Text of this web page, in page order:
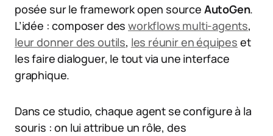
posée sur le framework open source AutoGen.
L’idée : composer desworkflows multi-agents,
leur donner des outils, les réunir en équipes et
les faire dialoguer, le tout via une interface
graphique.
Dans ce studio, chaque agent se configure à la
souris : on lui attribue un rôle, des